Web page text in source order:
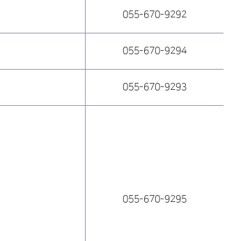
055-670-9292
055-670-9294
055-670-9293
055-670-9295